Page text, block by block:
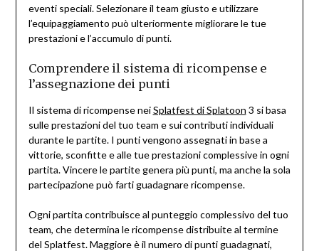
eventi speciali. Selezionare il team giusto e utilizzare
l’equipaggiamento può ulteriormente migliorare le tue
prestazioni e l’accumulo di punti.
Comprendere il sistema di ricompense e
l’assegnazione dei punti
Il sistema di ricompense neiSplatfest di Splatoon 3 si basa
sulle prestazioni del tuo team e sui contributi individuali
durante le partite. I punti vengono assegnati in base a
vittorie, sconfitte e alle tue prestazioni complessive in ogni
partita. Vincere le partite genera più punti, ma anche la sola
partecipazione può farti guadagnare ricompense.
Ogni partita contribuisce al punteggio complessivo del tuo
team, che determina le ricompense distribuite al termine
del Splatfest. Maggiore è il numero di punti guadagnati,